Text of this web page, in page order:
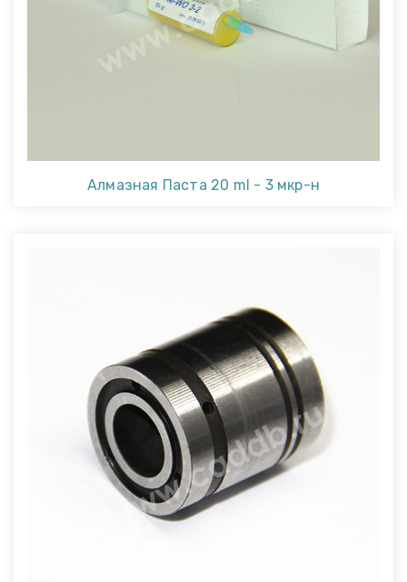
Алмазная Паста 20 ml - 3 мкр-н